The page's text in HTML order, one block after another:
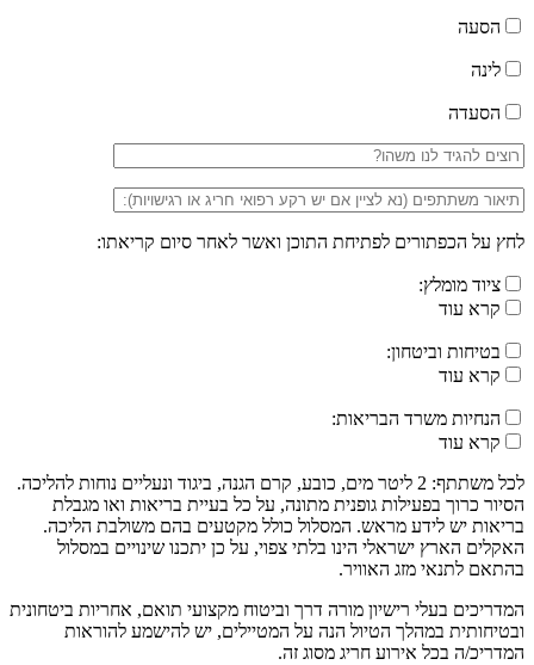
הסעה
לינה
הסעדה
לחץ על הכפתורים לפתיחת התוכן ואשר לאחר סיום קריאתו:
ציוד מומלץ:
קרא עוד
בטיחות וביטחון:
קרא עוד
הנחיות משרד הבריאות:
קרא עוד
לכל משתתף: 2 ליטר מים, כובע, קרם הגנה, ביגוד ונעליים נוחות להליכה.
הסיור כרוך בפעילות גופנית מתונה, על כל בעיית בריאות ואו מגבלת
בריאות יש לידע מראש. המסלול כולל מקטעים בהם משולבת הליכה.
האקלים הארץ ישראלי הינו בלתי צפוי, על כן יתכנו שינויים במסלול
בהתאם לתנאי מזג האוויר.
המדריכים בעלי רישיון מורה דרך וביטוח מקצועי תואם, אחריות ביטחונית
ובטיחותית במהלך הטיול הנה על המטיילים, יש להישמע להוראות
המדריכ/ה בכל אירוע חריג מסוג זה.